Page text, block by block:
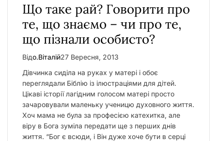
Що таке рай? Говорити про
те, що знаємо – чи про те,
що пізнали особисто?
Відо.Віталій27 Вересня, 2013
Дівчинка сиділа на руках у матері і обоє
переглядали Біблію із ілюстраціями для дітей.
Цікаві історії лагідним голосом матері просто
зачаровували маленьку ученицю духовного життя.
Хоч мама не була за професією катехитка, але
віру в Бога зуміла передати ще з перших днів
життя. “Бог є всюди, і Він дуже хоче бути в серці